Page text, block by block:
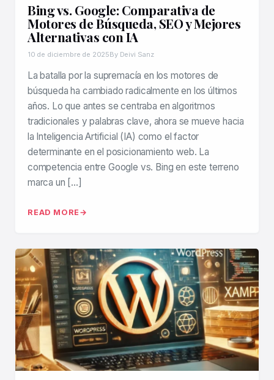
Bing vs. Google: Comparativa de
Motores de Búsqueda, SEO y Mejores
Alternativas con IA
10 de diciembre de 2025By Deivi Sanz
La batalla por la supremacía en los motores de
búsqueda ha cambiado radicalmente en los últimos
años. Lo que antes se centraba en algoritmos
tradicionales y palabras clave, ahora se mueve hacia
la Inteligencia Artificial (IA) como el factor
determinante en el posicionamiento web. La
competencia entre Google vs. Bing en este terreno
marca un […]
READ MORE